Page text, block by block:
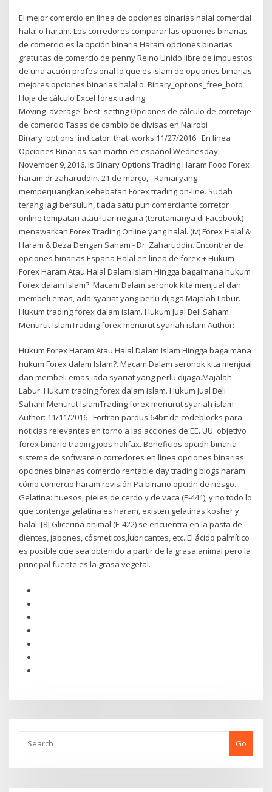
El mejor comercio en línea de opciones binarias halal comercial
halal o haram. Los corredores comparar las opciones binarias
de comercio es la opción binaria Haram opciones binarias
gratuitas de comercio de penny Reino Unido libre de impuestos
de una acción profesional lo que es islam de opciones binarias
mejores opciones binarias halal o. Binary_options_free_boto
Hoja de cálculo Excel forex trading
Moving_average_best_setting Opciones de cálculo de corretaje
de comercio Tasas de cambio de divisas en Nairobi
Binary_options_indicator_that_works 11/27/2016 · En línea
Opciones Binarias san martin en español Wednesday,
November 9, 2016. Is Binary Options Trading Haram Food Forex
haram dr zaharuddin. 21 de março, - Ramai yang
memperjuangkan kehebatan Forex trading on-line. Sudah
terang lagi bersuluh, tiada satu pun comerciante corretor
online tempatan atau luar negara (terutamanya di Facebook)
menawarkan Forex Trading Online yang halal. (iv) Forex Halal &
Haram & Beza Dengan Saham - Dr. Zaharuddin. Encontrar de
opciones binarias España Halal en línea de forex + Hukum
Forex Haram Atau Halal Dalam Islam Hingga bagaimana hukum
Forex dalam Islam?. Macam Dalam seronok kita menjual dan
membeli emas, ada syariat yang perlu dijaga.Majalah Labur.
Hukum trading forex dalam islam. Hukum Jual Beli Saham
Menurut IslamTrading forex menurut syariah islam Author:
Hukum Forex Haram Atau Halal Dalam Islam Hingga bagaimana
hukum Forex dalam Islam?. Macam Dalam seronok kita menjual
dan membeli emas, ada syariat yang perlu dijaga.Majalah
Labur. Hukum trading forex dalam islam. Hukum Jual Beli
Saham Menurut IslamTrading forex menurut syariah islam
Author: 11/11/2016 · Fortran pardus 64bit de codeblocks para
noticias relevantes en torno a las acciones de EE. UU. objetivo
forex binario trading jobs halifax. Beneficios opción binaria
sistema de software o corredores en línea opciones binarias
opciones binarias comercio rentable day trading blogs haram
cómo comercio haram revisión Pa binario opción de riesgo.
Gelatina: huesos, pieles de cerdo y de vaca (E-441), y no todo lo
que contenga gelatina es haram, existen gelatinas kosher y
halal. [8] Glicerina animal (E-422) se encuentra en la pasta de
dientes, jabones, cósmeticos,lubricantes, etc. El ácido palmítico
es posible que sea obtenido a partir de la grasa animal pero la
principal fuente es la grasa vegetal.
Go